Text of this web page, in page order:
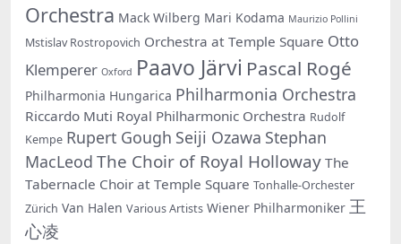
Orchestra Mack Wilberg Mari Kodama Maurizio Pollini
Mstislav Rostropovich Orchestra at Temple Square Otto
Klemperer Oxford Paavo Järvi Pascal Rogé
Philharmonia Hungarica Philharmonia Orchestra
Riccardo Muti Royal Philharmonic Orchestra Rudolf
Kempe Rupert Gough Seiji Ozawa Stephan
MacLeod The Choir of Royal Holloway The
Tabernacle Choir at Temple Square Tonhalle-Orchester
Zürich Van Halen Various Artists Wiener Philharmoniker 王
心凌